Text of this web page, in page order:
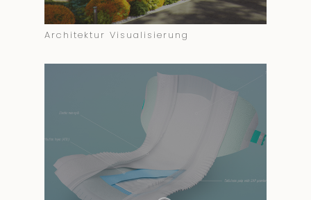
Architektur Visualisierung